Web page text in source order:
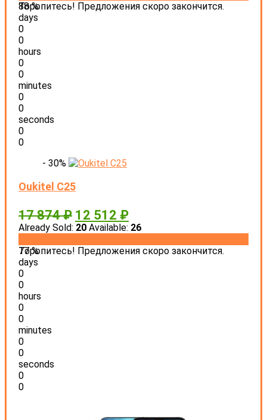
88 %
Торопитесь! Предложения скоро закончится.
days
0
0
hours
0
0
minutes
0
0
seconds
0
0
- 30%
Oukitel C25
17 874₽ 12 512 ₽
Already Sold: 20 Available: 26
77 %
Торопитесь! Предложения скоро закончится.
days
0
0
hours
0
0
minutes
0
0
seconds
0
0